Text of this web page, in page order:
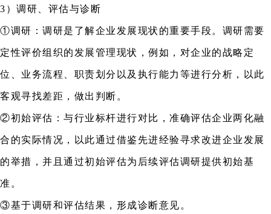
3）调研、评估与诊断
①调研：调研是了解企业发展现状的重要手段。调研需要
定性评价组织的发展管理现状，例如，对企业的战略定
位、业务流程、职责划分以及执行能力等进行分析，以此
客观寻找差距，做出判断。
②初始评估：与行业标杆进行对比，准确评估企业两化融
合的实际情况，以此通过借鉴先进经验寻求改进企业发展
的举措，并且通过初始评估为后续评估调研提供初始基
准。
③基于调研和评估结果，形成诊断意见。